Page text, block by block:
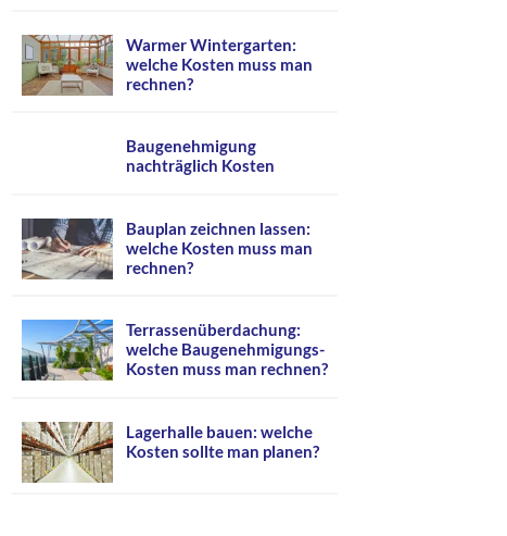
Warmer Wintergarten:
welche Kosten muss man
rechnen?
Baugenehmigung
nachträglich Kosten
Bauplan zeichnen lassen:
welche Kosten muss man
rechnen?
Terrassenüberdachung:
welche Baugenehmigungs-
Kosten muss man rechnen?
Lagerhalle bauen: welche
Kosten sollte man planen?